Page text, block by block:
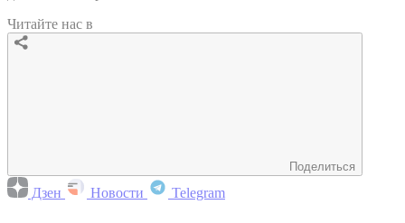
Читайте нас в
Поделиться
Дзен Новости Telegram